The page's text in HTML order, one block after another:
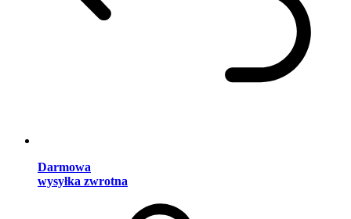
Darmowa
wysyłka zwrotna